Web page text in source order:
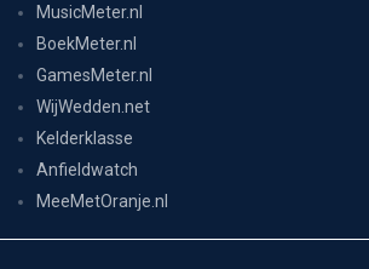
MusicMeter.nl
BoekMeter.nl
GamesMeter.nl
WijWedden.net
Kelderklasse
Anfieldwatch
MeeMetOranje.nl